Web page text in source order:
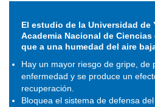
El estudio de la Universidad de
Academia Nacional de Ciencias
que a una humedad del aire
Hay un mayor riesgo de gripe, de
enfermedad y se produce un
recuperación.
Bloquea el sistema de defensa